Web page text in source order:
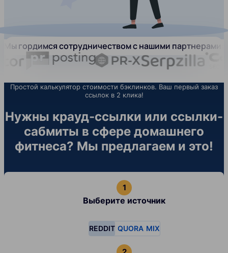
Мы гордимся сотрудничеством с нашими партнерами:
Простой калькулятор стоимости бэклинков. Ваш первый заказ
ссылок в 2 клика!
Нужны крауд-ссылки или ссылки-
сабмиты в сфере домашнего
фитнеса? Мы предлагаем и это!
Выберите источник
REDDIT QUORA MIX